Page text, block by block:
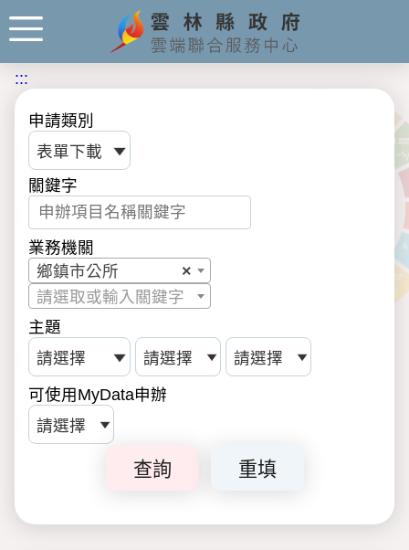
:::
申請類別
關鍵字
業務機關
×
鄉鎮市公所
請選取或輸入關鍵字
主題
可使用MyData申辦
查詢 重填